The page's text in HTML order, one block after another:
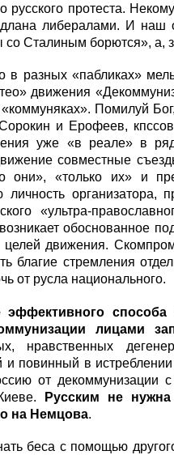
русского протеста.
либералами. И наш
со Сталиным борются», а,
в разных «пабликах»
движения
Помилуй
и Ерофеев,
уже «в реале» в
совместные
они», «только их» и
личность организатора,
«ультра-
обоснованное
целей движения.
благие стремления
от русла национального.
эффективного
лицами
нравственных
и повинный в
от
Русским не
на Немцова.
беса с помощью